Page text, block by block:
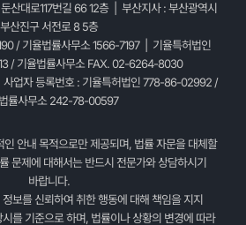
산대로117번길 66 12층 | 부산지사 : 부산광역시
부산진구 서전로 8 5층
/ 기율법률사무소 1566-7197 | 기율특허법인
/ 기율법률사무소 FAX. 02-6264-8030
업자 등록번호 : 기율특허법인 778-86-02992 /
률사무소 242-78-00597
안내 목적으로만 제공되며, 법률 자문을 대체할
문제에 대해서는 반드시 전문가와 상담하시기
바랍니다.
보를 신뢰하여 취한 행동에 대해 책임을 지지
를 기준으로 하며, 법률이나 상황의 변경에 따라